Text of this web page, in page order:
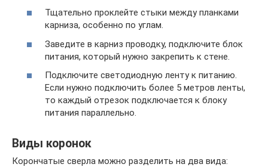
Тщательно проклейте стыки между планками
карниза, особенно по углам.
Заведите в карниз проводку, подключите блок
питания, который нужно закрепить к стене.
Подключите светодиодную ленту к питанию.
Если нужно подключить более 5 метров ленты,
то каждый отрезок подключается к блоку
питания параллельно.
Виды коронок
Корончатые сверла можно разделить на два вида: